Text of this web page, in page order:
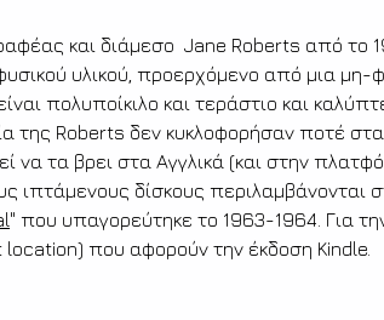
και διάμεσο  Jane Roberts από το
υλικού, προερχόμενο από μια μη-
πολυποίκιλο και τεράστιο και
της Roberts δεν κυκλοφορήσαν ποτέ
να τα βρει στα Αγγλικά (και στην
ιπτάμενους δίσκους περιλαμβάνονται
" που υπαγορεύτηκε το 1963-1964. Για
location) που αφορούν την έκδοση Kindle.